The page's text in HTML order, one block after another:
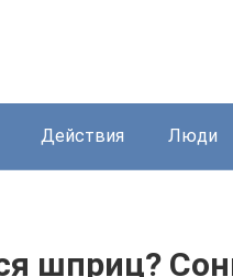
Действия Люди
шприц?